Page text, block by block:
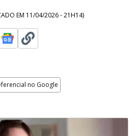
EM 11/04/2026 - 21H14)
no Google